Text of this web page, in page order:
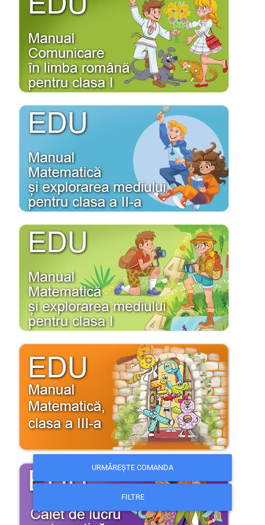
URMĂREȘTE COMANDA
FILTRE